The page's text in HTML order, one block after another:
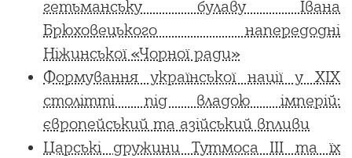
гетьманську булаву Івана
Брюховецького напередодні
Ніжинської «Чорної ради»
Формування української нації у XIX
столітті під владою імперій:
європейський та азійський впливи
Царські дружини Тутмоса ІІІ та їх